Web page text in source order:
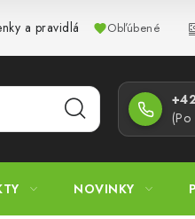
a pravidlá Zásady
Obľúbené
NOVINKY